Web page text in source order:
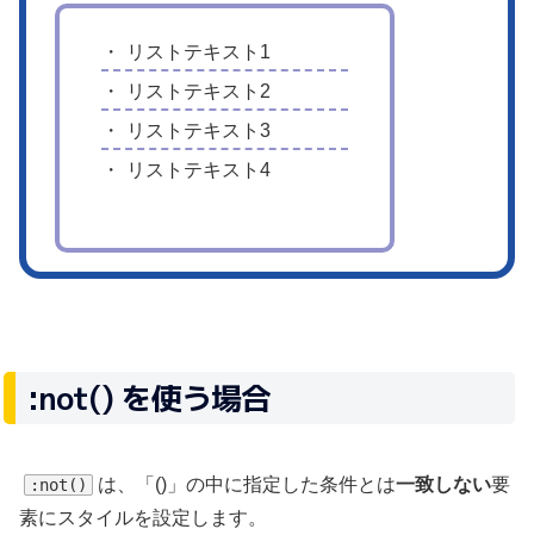
リストテキスト1
リストテキスト2
リストテキスト3
リストテキスト4
:not() を使う場合
:not() は、「()」の中に指定した条件とは一致しない要
素にスタイルを設定します。